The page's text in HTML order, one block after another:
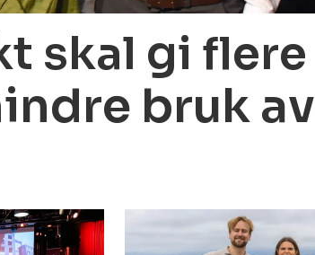
skal gi flere
bruk av